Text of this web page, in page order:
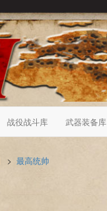
战役战斗库 武器装备库
> 最高统帅